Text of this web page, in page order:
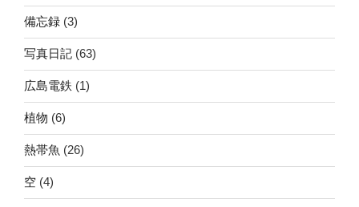
ン
座
流
群
の
撮
影”
備忘録 (3)
写真日記 (63)
広島電鉄 (1)
植物 (6)
熱帯魚 (26)
空 (4)